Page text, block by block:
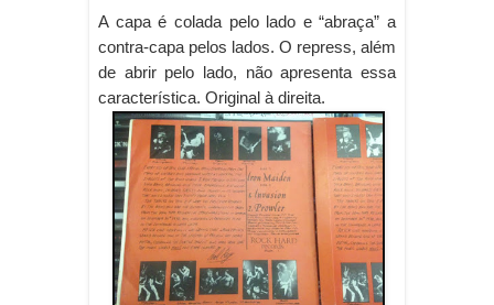
A capa é colada pelo lado e “abraça” a
contra-capa pelos lados. O repress, além
de abrir pelo lado, não apresenta essa
característica. Original à direita.